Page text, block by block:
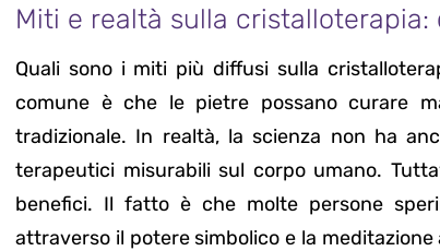
Miti e realtà sulla cristalloterapia:
Quali sono i miti più diffusi sulla
comune è che le pietre possano curare
tradizionale. In realtà, la scienza non ha
terapeutici misurabili sul corpo umano.
benefici. Il fatto è che molte persone
attraverso il potere simbolico e la